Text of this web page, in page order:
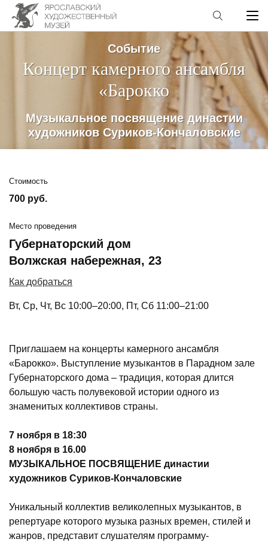
Событие
Концерт камерного ансамбля
«Барокко
Музыкальное посвящение династии
художников Суриков-Кончаловские
Приглашаем на концерты камерного ансамбля
«Барокко». Выступление музыкантов в Парадном зале
Губернаторского дома – традиция, которая длится
большую часть полувековой истории одного из
знаменитых коллективов страны.
7 ноября в 18:30
8 ноября в 16.00
МУЗЫКАЛЬНОЕ ПОСВЯЩЕНИЕ династии
художников Суриков-Кончаловские
Уникальный коллектив великолепных музыкантов, в
репертуаре которого музыка разных времен, стилей и
жанров, представит слушателям программу-
Стоимость
700 руб.
Место проведения
Губернаторский дом
Волжская набережная, 23
Как добраться
Вт, Ср, Чт, Вс 10:00–20:00, Пт, Сб 11:00–21:00